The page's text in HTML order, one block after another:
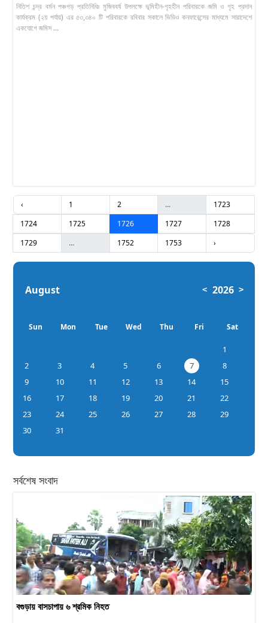
নিতিশ চন্দ্র বর্মন পঞ্চগড় প্রতিনিধিঃ মুজিববর্ষ উপলক্ষে ভূমিহীন-গৃহহীন পরিবারকে জমি ও গৃহ প্রদান
কার্যক্রম (২য় পর্যায়) এর ৫৩,৩৪০ টি পরিবারকে রবিবার সকালে ভিডিও কনফারেন্সের মাধ্যমে সারাদেশে
একযোগে জমিস ...
‹ 1 2 ...
1723
1724
1725 1726 1727
1728
1729
... 1752 1753 ›
August < 2026 >
Sun Mon Tue Wed Thu Fri Sat
1
2
3 4 5 6 7
8
9
10 11 12 13 14
15
16
17 18 19 20 21
22
23
24 25 26 27 28
29
30
31
সর্বশেষ সংবাদ
বগুড়ায় বাসচাপায় ৬ শ্রমিক নিহত